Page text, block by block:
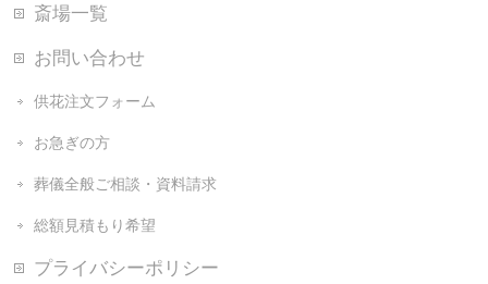
斎場一覧
お問い合わせ
供花注文フォーム
お急ぎの方
葬儀全般ご相談・資料請求
総額見積もり希望
プライバシーポリシー